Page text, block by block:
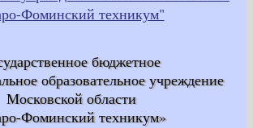
бюджетное
образовательное учреждение
Московской области
Фоминский техникум»